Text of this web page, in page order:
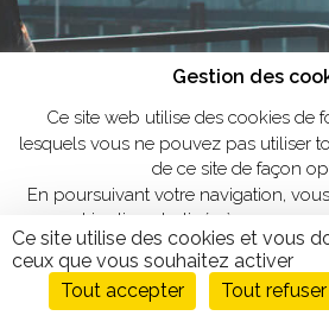
Gestion des
Ce site web utilise des cookies de
lesquels vous ne pouvez pas utiliser
de ce site de façon
En poursuivant votre navigation,
cookies tiers destinés à nous
statistiques de
Personnaliser
OK,
Ce site utilise des cookies et vous
ceux que vous souhaitez activer
Tout accepter
Tout refuser